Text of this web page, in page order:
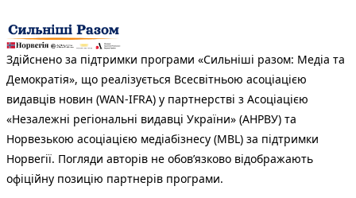
Здійснено за підтримки програми «Сильніші разом: Медіа та
Демократія», що реалізується Всесвітньою асоціацією
видавців новин (WAN-IFRA) у партнерстві з Асоціацією
«Незалежні регіональні видавці України» (АНРВУ) та
Норвезькою асоціацією медіабізнесу (MBL) за підтримки
Норвегії. Погляди авторів не обов’язково відображають
офіційну позицію партнерів програми.